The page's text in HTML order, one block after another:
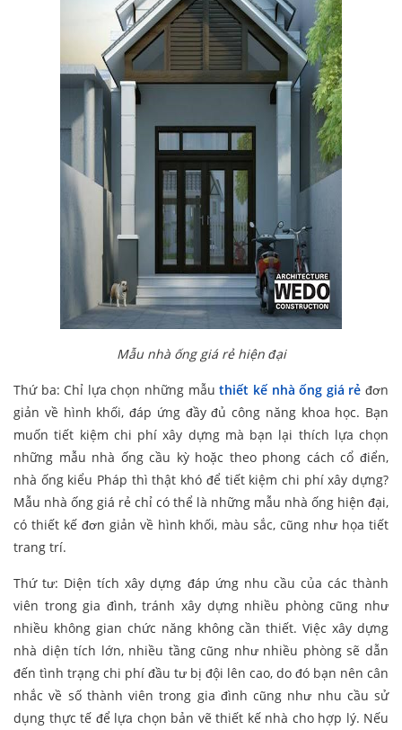
Mẫu nhà ống giá rẻ hiện đại
Thứ ba: Chỉ lựa chọn những mẫuthiết kế nhà ống giá rẻ đơn
giản về hình khối, đáp ứng đầy đủ công năng khoa học. Bạn
muốn tiết kiệm chi phí xây dựng mà bạn lại thích lựa chọn
những mẫu nhà ống cầu kỳ hoặc theo phong cách cổ điển,
nhà ống kiểu Pháp thì thật khó để tiết kiệm chi phí xây dựng?
Mẫu nhà ống giá rẻ chỉ có thể là những mẫu nhà ống hiện đại,
có thiết kế đơn giản về hình khối, màu sắc, cũng như họa tiết
trang trí.
Thứ tư: Diện tích xây dựng đáp ứng nhu cầu của các thành
viên trong gia đình, tránh xây dựng nhiều phòng cũng như
nhiều không gian chức năng không cần thiết. Việc xây dựng
nhà diện tích lớn, nhiều tầng cũng như nhiều phòng sẽ dẫn
đến tình trạng chi phí đầu tư bị đội lên cao, do đó bạn nên cân
nhắc về số thành viên trong gia đình cũng như nhu cầu sử
dụng thực tế để lựa chọn bản vẽ thiết kế nhà cho hợp lý. Nếu